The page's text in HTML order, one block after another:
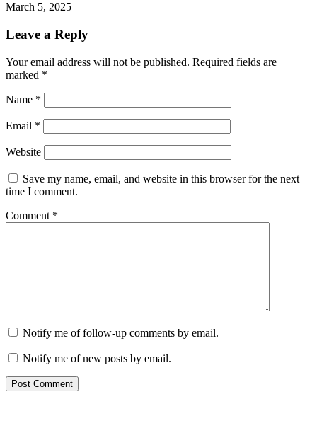
March 5, 2025
Leave a Reply
Your email address will not be published. Required fields are
marked *
Name *
Email *
Website
Save my name, email, and website in this browser for the next
time I comment.
Comment *
Notify me of follow-up comments by email.
Notify me of new posts by email.